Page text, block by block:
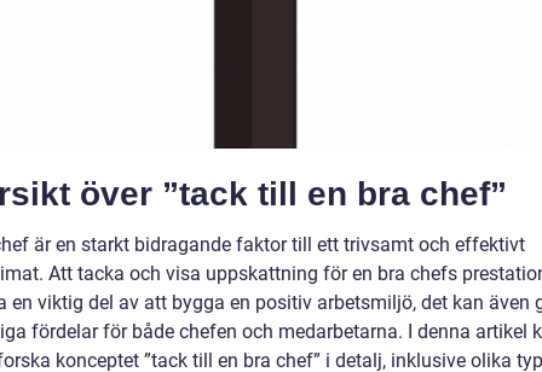
över ”tack till en bra chef”
är en starkt bidragande faktor till ett trivsamt och effektivt
Att tacka och visa uppskattning för en bra chefs
en viktig del av att bygga en positiv arbetsmiljö, det kan även
fördelar för både chefen och medarbetarna. I denna artikel
konceptet ”tack till en bra chef” i detalj, inklusive olika